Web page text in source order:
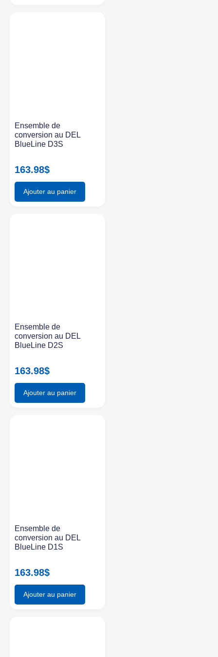
Ensemble de
conversion au DEL
BlueLine D3S
163.98$
Ajouter au panier
Ensemble de
conversion au DEL
BlueLine D2S
163.98$
Ajouter au panier
Ensemble de
conversion au DEL
BlueLine D1S
163.98$
Ajouter au panier